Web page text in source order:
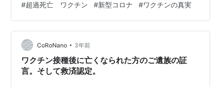
いてですね。話題変わりますけれども。 新型コロナの問
題について伺いたいと思います。 日本の死亡者数がです
ね、ずっと増加を続けているということで こちらのパネ
ルをご覧ください。 これ年間死亡者数のグラフを厚生労
働省の人口動態調査をもとに 作成いたしましたが これ見
て…
#超過死亡 ワクチン #新型コロナ #ワクチンの真実
CoRoNano • 3年前
ワクチン接種後に亡くなられた方のご遺族の証
言。そして救済認定。